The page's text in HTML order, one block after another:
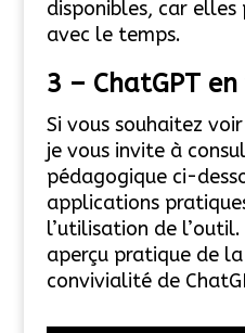
disponibles, car
avec le temps.
3 – ChatGPTen
Si vous souhaitez
je vous invite à
pédagogique ci-
applications
l’utilisation de
aperçu pratique de
convivialité de